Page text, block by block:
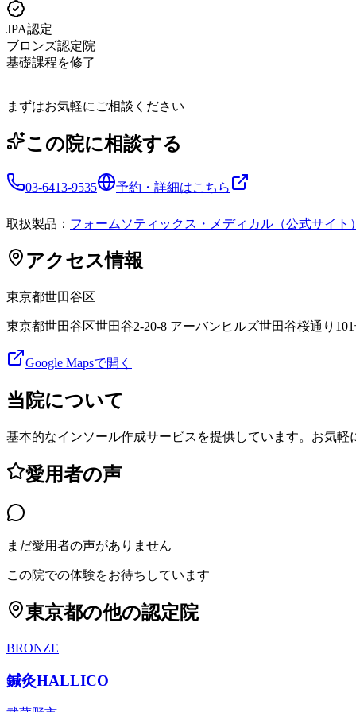
JPA認定
ブロンズ認定院
基礎課程を修了
まずはお気軽にご相談ください
この院に相談する
03-6413-9535 予約・詳細はこちら
取扱製品： フォームソティックス・メディカル（公式サイト）
アクセス情報
東京都世田谷区
東京都世田谷区世田谷2-20-8 アーバンヒルズ世田谷桜通り
Google Mapsで開く
当院について
基本的なインソール作成サービスを提供しています。お気軽
愛用者の声
まだ愛用者の声がありません
この院での体験をお待ちしています
東京都の他の認定院
BRONZE
鍼灸HALLICO